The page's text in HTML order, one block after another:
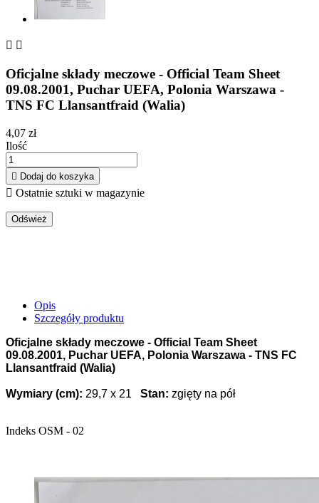
 
Oficjalne składy meczowe - Official Team Sheet
09.08.2001, Puchar UEFA, Polonia Warszawa -
TNS FC Llansantfraid (Walia)
4,07 zł
Ilość
 Dodaj do koszyka
 Ostatnie sztuki w magazynie
Opis
Szczegóły produktu
Oficjalne składy meczowe - Official Team Sheet
09.08.2001, Puchar UEFA, Polonia Warszawa - TNS FC
Llansantfraid (Walia)
Wymiary (cm): 29,7 x 21 Stan: zgięty na pół
Indeks OSM - 02